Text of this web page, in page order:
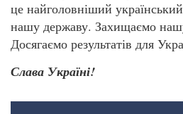
це найголовніший
нашу державу. Захищаємо
Досягаємо результатів для
Слава Україні!